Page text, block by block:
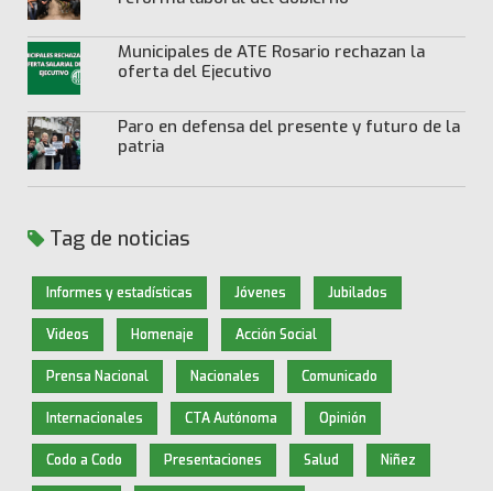
Municipales de ATE Rosario rechazan la
oferta del Ejecutivo
Paro en defensa del presente y futuro de la
patria
Tag de noticias
Informes y estadísticas Jóvenes Jubilados
Videos Homenaje Acción Social
Prensa Nacional Nacionales Comunicado
Internacionales CTA Autónoma Opinión
Codo a Codo Presentaciones Salud Niñez